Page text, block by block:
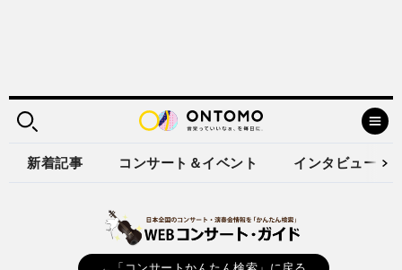
新着記事 コンサート＆イベント インタビュー